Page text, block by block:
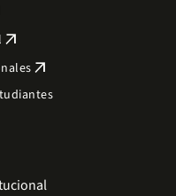
arrow_outward
arrow_outward